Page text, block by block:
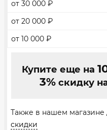
от 30 000 ₽
от 20 000 ₽
от 10 000 ₽
Купите еще на
3%скидку
Также в нашем магазине
скидки